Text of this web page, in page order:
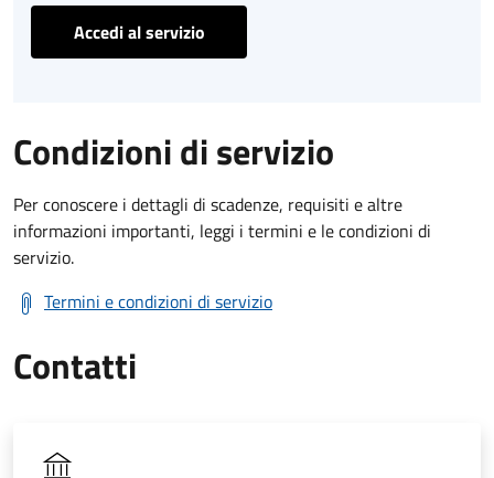
Accedi al servizio
Condizioni di servizio
Per conoscere i dettagli di scadenze, requisiti e altre
informazioni importanti, leggi i termini e le condizioni di
servizio.
Termini e condizioni di servizio
Contatti